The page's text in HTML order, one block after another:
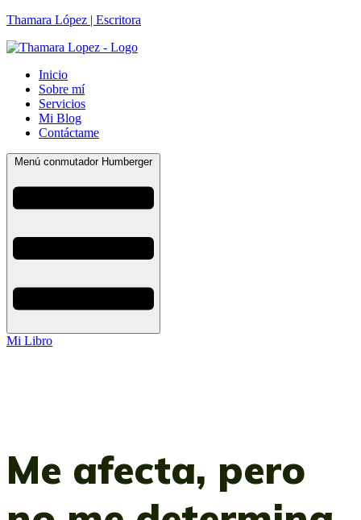
Thamara López | Escritora
Inicio
Sobre mí
Servicios
Mi Blog
Contáctame
Menú conmutador Humberger
Mi Libro
Me afecta, pero